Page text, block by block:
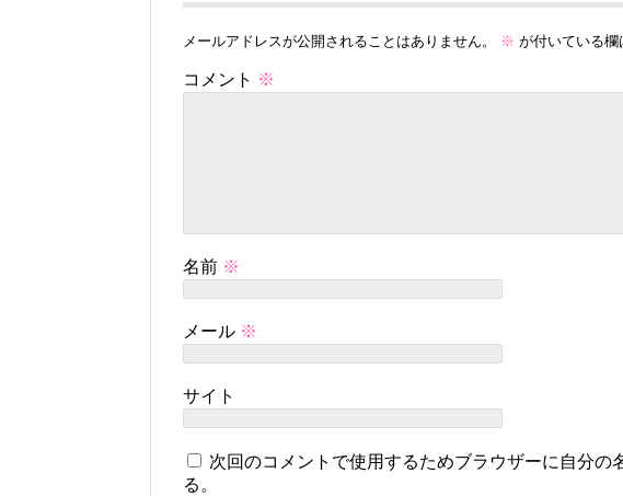
メールアドレスが公開されることはありません。 ※ が付いている欄
コメント ※
名前 ※
メール ※
サイト
次回のコメントで使用するためブラウザーに自分の
る。